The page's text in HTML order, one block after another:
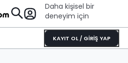
Daha kişisel bir
deneyim için
KAYIT OL / GİRİŞ YAP